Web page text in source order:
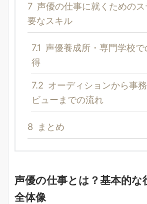
7 声優の仕事に就くための
要なスキル
7.1 声優養成所・専門学校で
得
7.2 オーディションから事
ビューまでの流れ
8 まとめ
声優の仕事とは？基本的な
全体像